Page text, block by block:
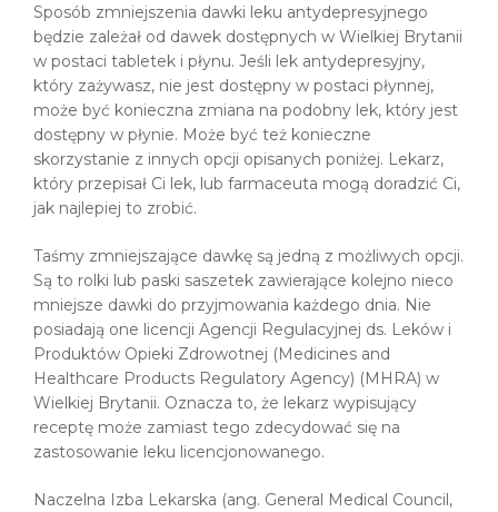
Sposób zmniejszenia dawki leku antydepresyjnego
będzie zależał od dawek dostępnych w Wielkiej Brytanii
w postaci tabletek i płynu. Jeśli lek antydepresyjny,
który zażywasz, nie jest dostępny w postaci płynnej,
może być konieczna zmiana na podobny lek, który jest
dostępny w płynie. Może być też konieczne
skorzystanie z innych opcji opisanych poniżej. Lekarz,
który przepisał Ci lek, lub farmaceuta mogą doradzić Ci,
jak najlepiej to zrobić.
Taśmy zmniejszające dawkę są jedną z możliwych opcji.
Są to rolki lub paski saszetek zawierające kolejno nieco
mniejsze dawki do przyjmowania każdego dnia. Nie
posiadają one licencji Agencji Regulacyjnej ds. Leków i
Produktów Opieki Zdrowotnej (Medicines and
Healthcare Products Regulatory Agency) (MHRA) w
Wielkiej Brytanii. Oznacza to, że lekarz wypisujący
receptę może zamiast tego zdecydować się na
zastosowanie leku licencjonowanego.
Naczelna Izba Lekarska (ang. General Medical Council,